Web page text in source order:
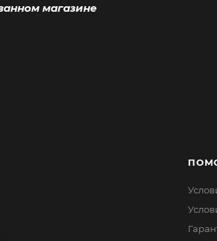
магазине